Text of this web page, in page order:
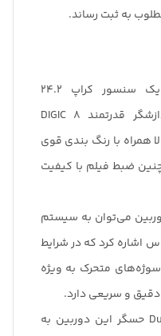
به ثبت رساند.
این دوربین با بهره‌گیری از یک سنسور کراپ 24.2
مگاپیکسلی CMOS در کنار پردازشگر قدرتمند DIGIC 8
همراه با رنگ بندی قوی
و همچنین ضبط فیلم با کیفیت
می‌توان به سیستم
نقطه ای کراس اشاره کرد که در شرایط
متحرک به ویژه
و سریعی دارد.
سیستم به روز شده ی Dual Pixel حسگر این دوربین به